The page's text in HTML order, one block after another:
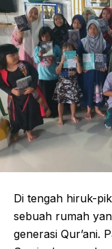
Di tengah hiruk-
sebuah rumah
generasi Qur’ani.